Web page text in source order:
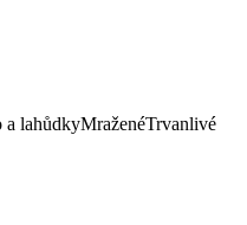
a lahůdkyMraženéTrvanlivé